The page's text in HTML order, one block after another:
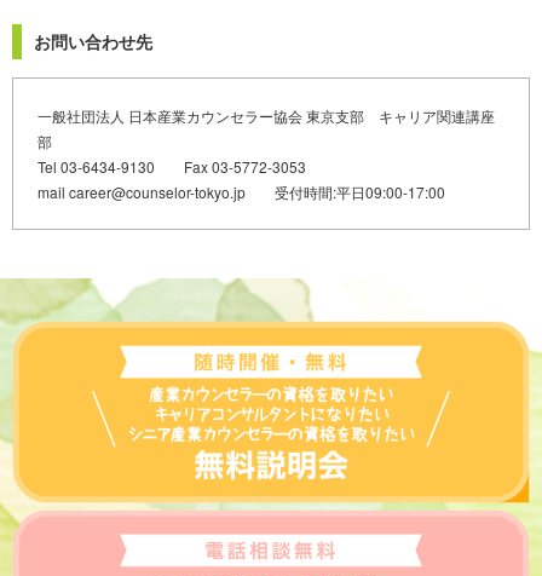
お問い合わせ先
一般社団法人 日本産業カウンセラー協会 東京支部 キャリア関連講座
部
Tel 03-6434-9130 Fax 03-5772-3053
mail career@counselor-tokyo.jp 受付時間:平日09:00-17:00